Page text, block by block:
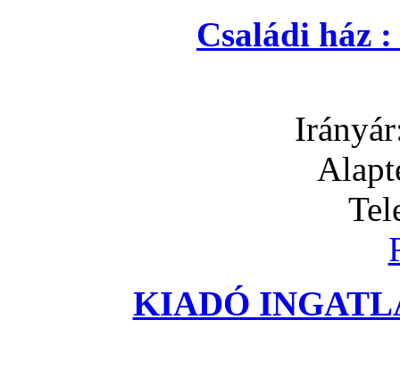
Családi ház
KIADÓ